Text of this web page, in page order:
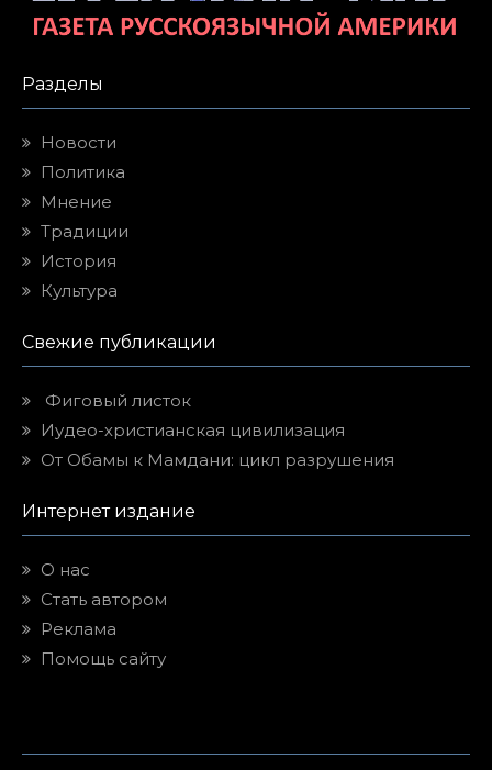
Разделы
Новости
Политика
Мнение
Традиции
История
Культура
Свежие публикации
Фиговый листок
Иудео-христианская цивилизация
От Обамы к Мамдани: цикл разрушения
Интернет издание
О нас
Стать автором
Реклама
Помощь сайту